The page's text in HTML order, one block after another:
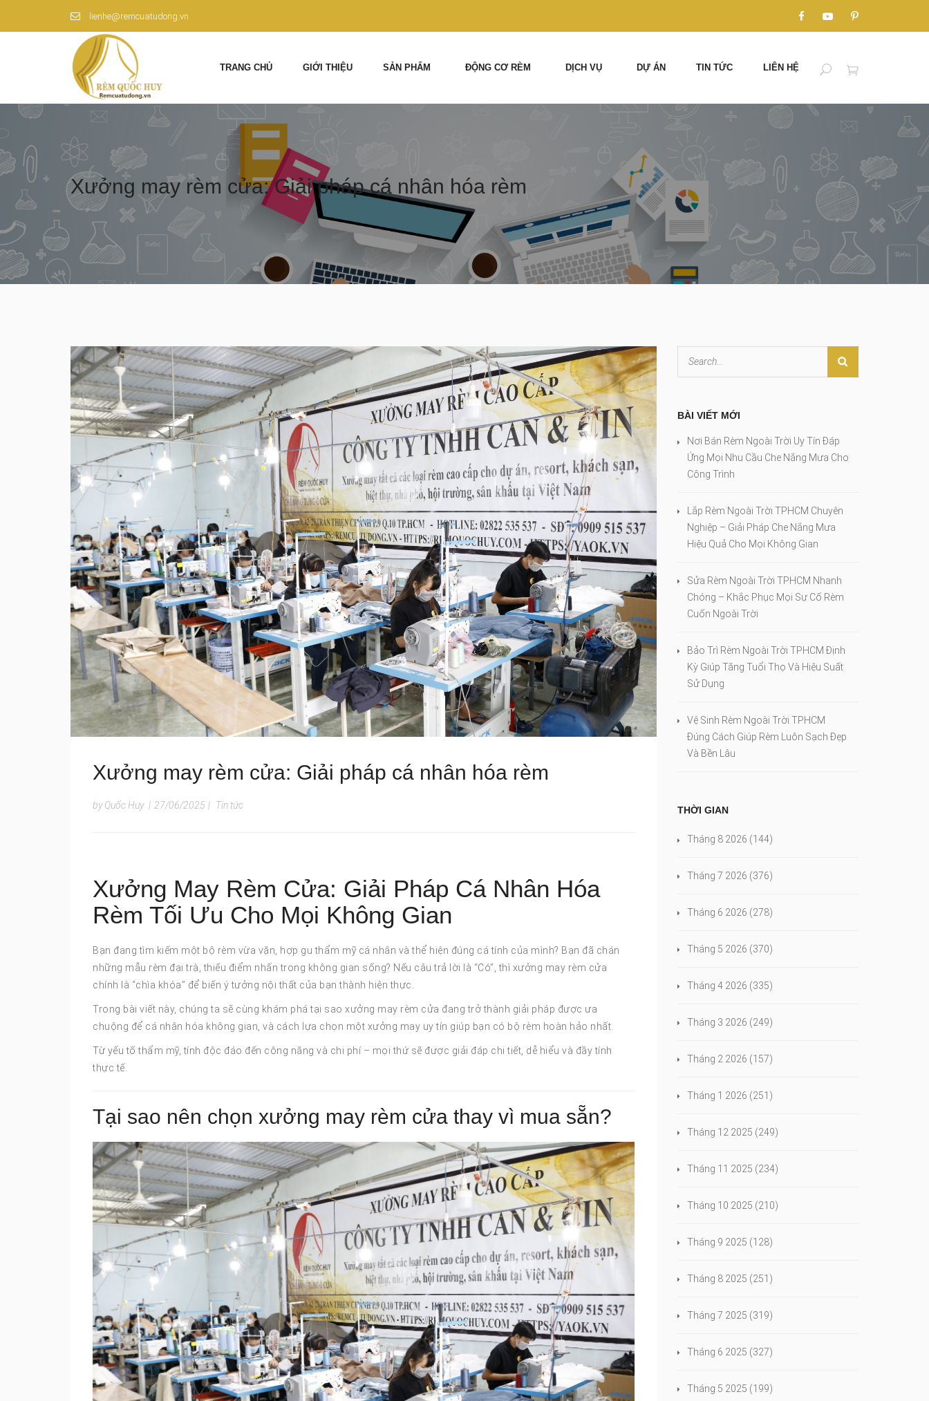
lienhe@remcuatudong.vn
TRANG CHỦ GIỚI THIỆU SẢN PHẨM ĐỘNG CƠ RÈM DỊCH VỤ DỰ ÁN TIN TỨC LIÊN HỆ
Xưởng may rèm cửa: Giải pháp cá nhân hóa rèm
Xưởng may rèm cửa: Giải pháp cá nhân hóa rèm
by Quốc Huy | 27/06/2025 | Tin tức
Xưởng May Rèm Cửa: Giải Pháp Cá Nhân Hóa
Rèm Tối Ưu Cho Mọi Không Gian
Bạn đang tìm kiếm một bộ rèm vừa vặn, hợp gu thẩm mỹ cá nhân và thể hiện đúng cá tính của mình? Bạn đã chán
những mẫu rèm đại trà, thiếu điểm nhấn trong không gian sống? Nếu câu trả lời là “Có”, thì xưởng may rèm cửa
chính là “chìa khóa” để biến ý tưởng nội thất của bạn thành hiện thực.
Trong bài viết này, chúng ta sẽ cùng khám phá tại sao xưởng may rèm cửa đang trở thành giải pháp được ưa
chuộng để cá nhân hóa không gian, và cách lựa chọn một xưởng may uy tín giúp bạn có bộ rèm hoàn hảo nhất.
Từ yếu tố thẩm mỹ, tính độc đáo đến công năng và chi phí – mọi thứ sẽ được giải đáp chi tiết, dễ hiểu và đầy tính
thực tế.
Tại sao nên chọn xưởng may rèm cửa thay vì mua sẵn?
BÀI VIẾT MỚI
Nơi Bán Rèm Ngoài Trời Uy Tín Đáp
Ứng Mọi Nhu Cầu Che Nắng Mưa Cho
Công Trình
Lắp Rèm Ngoài Trời TPHCM Chuyên
Nghiệp – Giải Pháp Che Nắng Mưa
Hiệu Quả Cho Mọi Không Gian
Sửa Rèm Ngoài Trời TPHCM Nhanh
Chóng – Khắc Phục Mọi Sự Cố Rèm
Cuốn Ngoài Trời
Bảo Trì Rèm Ngoài Trời TPHCM Định
Kỳ Giúp Tăng Tuổi Thọ Và Hiệu Suất
Sử Dụng
Vệ Sinh Rèm Ngoài Trời TPHCM
Đúng Cách Giúp Rèm Luôn Sạch Đẹp
Và Bền Lâu
THỜI GIAN
Tháng 8 2026 (144)
Tháng 7 2026 (376)
Tháng 6 2026 (278)
Tháng 5 2026 (370)
Tháng 4 2026 (335)
Tháng 3 2026 (249)
Tháng 2 2026 (157)
Tháng 1 2026 (251)
Tháng 12 2025 (249)
Tháng 11 2025 (234)
Tháng 10 2025 (210)
Tháng 9 2025 (128)
Tháng 8 2025 (251)
Tháng 7 2025 (319)
Tháng 6 2025 (327)
Tháng 5 2025 (199)